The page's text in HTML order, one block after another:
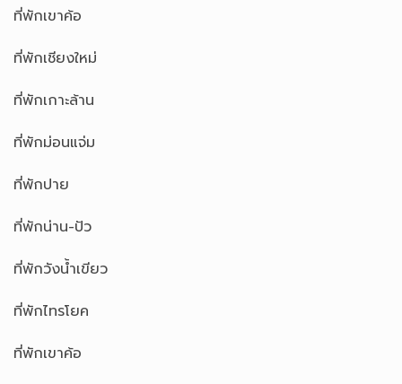
ที่พักเขาค้อ
ที่พักเชียงใหม่
ที่พักเกาะล้าน
ที่พักม่อนแจ่ม
ที่พักปาย
ที่พักน่าน-ปัว
ที่พักวังน้ำเขียว
ที่พักไทรโยค
ที่พักเขาค้อ